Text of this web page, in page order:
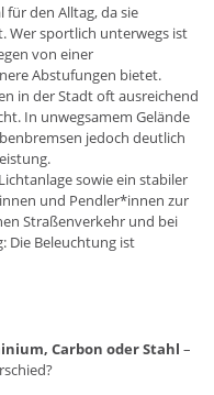
für den Alltag, da sie
Wer sportlich unterwegs ist
von einer
Abstufungen bietet.
in der Stadt oft ausreichend
In unwegsamem Gelände
jedoch deutlich
sowie ein stabiler
und Pendler*innen zur
Straßenverkehr und bei
Die Beleuchtung ist
Carbon oder Stahl –